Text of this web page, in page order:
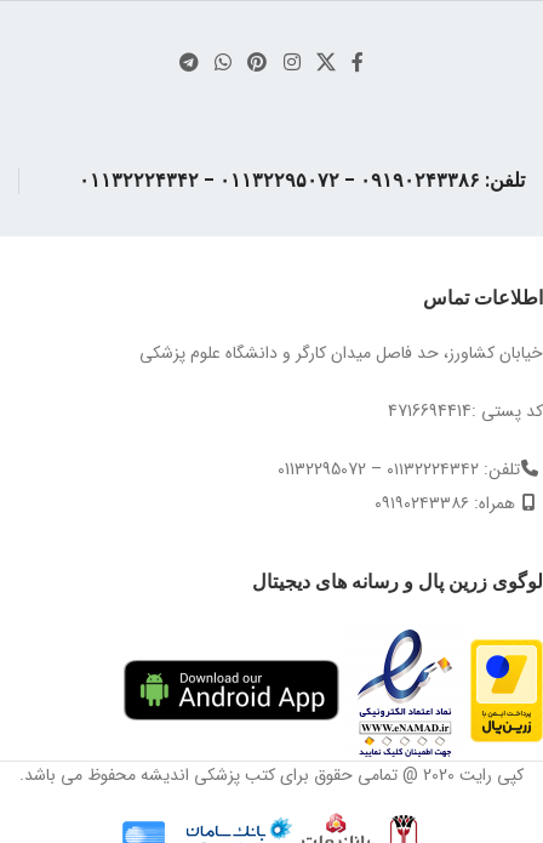
تلفن: ۰۹۱۹۰۲۴۳۳۸۶ - ۰۱۱۳۲۲۹۵۰۷۲ - ۰۱۱۳۲۲۲۴۳۴۲
اطلاعات تماس
خیابان کشاورز، حد فاصل میدان کارگر و دانشگاه علوم پزشکی
کد پستی :4716694414
تلفن: ۰۱۱۳۲۲۲۴۳۴۲ – 01132295072
همراه: ۰۹۱۹۰۲۴۳۳۸۶
لوگوی زرین پال و رسانه های دیجیتال
کپی رایت 2020 @ تمامی حقوق برای کتب پزشکی اندیشه محفوظ می باشد.